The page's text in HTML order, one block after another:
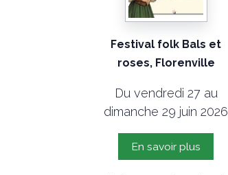
Festival folk Bals et
roses, Florenville
Du vendredi 27 au
dimanche 29 juin 2026
En savoir plus